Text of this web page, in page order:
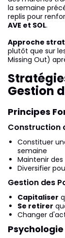
la semaine
replis pour
AVE et SOL.
Approche
plutôt que sur
Missing Out)
Gestion
Principes
Construction
Constituer
semaine
Maintenir des
Diversifier
Gestion des
Capitaliser
Se retirer
Changer